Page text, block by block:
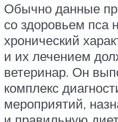
Обычно данные
со здоровьем пса
хронический
и их лечением
ветеринар. Он
комплекс
мероприятий,